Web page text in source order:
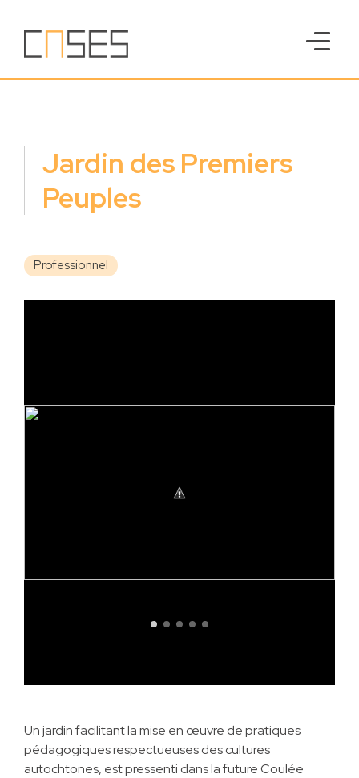
Jardin des Premiers
Peuples
Un jardin facilitant la mise en œuvre de pratiques
pédagogiques respectueuses des cultures
autochtones, est pressenti dans la future Coulée
Professionnel